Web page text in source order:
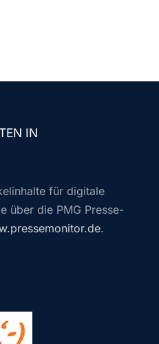
IN
für digitale
über die PMG Presse-
.